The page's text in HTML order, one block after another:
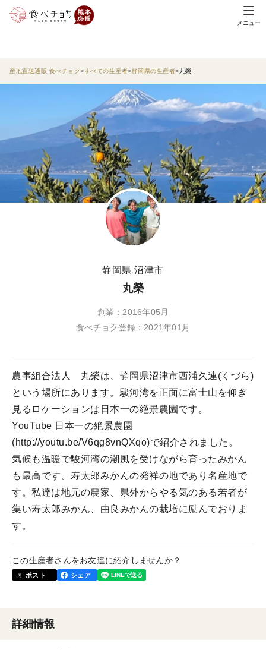
メニュー
産地直送通販 食べチョク すべての生産者 静岡県の生産者 丸榮
静岡県 沼津市
丸榮
創業：2016年05月
食べチョク登録：2021年01月
農事組合法人 丸榮は、静岡県沼津市西浦久連(くづら)
という場所にあります。駿河湾を正面に富士山を仰ぎ
見るロケーションは日本一の絶景農園です。
YouTube 日本一の絶景農園
(http://youtu.be/V6qg8vnQXqo)で紹介されました。
気候も温暖で駿河湾の潮風を受けながら育ったみかん
も最高です。寿太郎みかんの発祥の地であり名産地で
す。私達は地元の農家、県外からやる気のある若者が
集い寿太郎みかん、由良みかんの栽培に励んでおりま
す。
この生産者さんをお友達に紹介しませんか？
ポスト シェア
詳細情報